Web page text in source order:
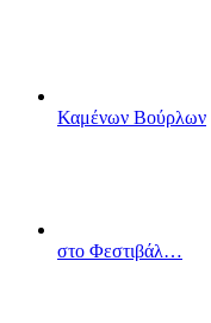
Καμένων Βούρλων
στο Φεστιβάλ…